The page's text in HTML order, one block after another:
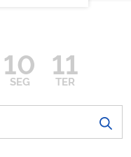
10
SEG
11
TER